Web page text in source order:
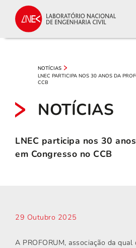
NOTÍCIAS
LNEC PARTICIPA NOS 30 ANOS DA
CCB
NOTÍCIAS
LNEC participa nos 30
em Congresso no CCB
29 Outubro 2025
A PROFORUM, associação da